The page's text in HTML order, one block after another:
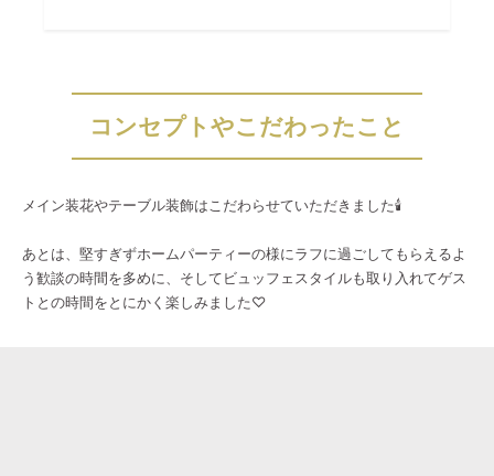
コンセプトやこだわったこと
メイン装花やテーブル装飾はこだわらせていただきました🕯️
あとは、堅すぎずホームパーティーの様にラフに過ごしてもらえるよ
う歓談の時間を多めに、そしてビュッフェスタイルも取り入れてゲス
トとの時間をとにかく楽しみました♡